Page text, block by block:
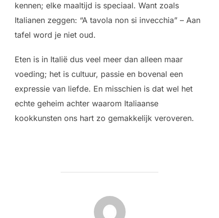
kennen; elke maaltijd is speciaal. Want zoals
Italianen zeggen: “A tavola non si invecchia” – Aan
tafel word je niet oud.
Eten is in Italië dus veel meer dan alleen maar
voeding; het is cultuur, passie en bovenal een
expressie van liefde. En misschien is dat wel het
echte geheim achter waarom Italiaanse
kookkunsten ons hart zo gemakkelijk veroveren.
POST AUTHOR